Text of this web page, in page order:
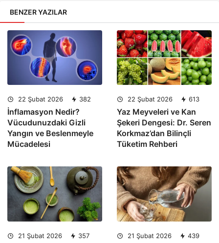
BENZER YAZILAR
22 Şubat 2026 382
İnflamasyon Nedir?
Vücudunuzdaki Gizli
Yangın ve Beslenmeyle
Mücadelesi
22 Şubat 2026 613
Yaz Meyveleri ve Kan
Şekeri Dengesi: Dr. Seren
Korkmaz’dan Bilinçli
Tüketim Rehberi
21 Şubat 2026 357 21 Şubat 2026 439